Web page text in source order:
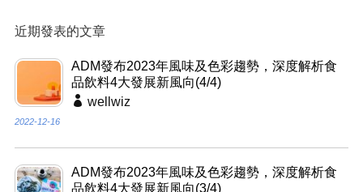
近期發表的文章
ADM發布2023年風味及色彩趨勢，深度解析食
品飲料4大發展新風向(4/4)
wellwiz
2022-12-16
ADM發布2023年風味及色彩趨勢，深度解析食
品飲料4大發展新風向(3/4)